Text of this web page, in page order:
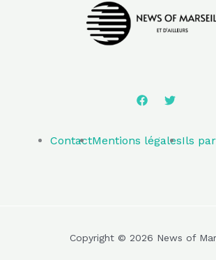
ContactMentions légalesIls
Copyright © 2026 News of